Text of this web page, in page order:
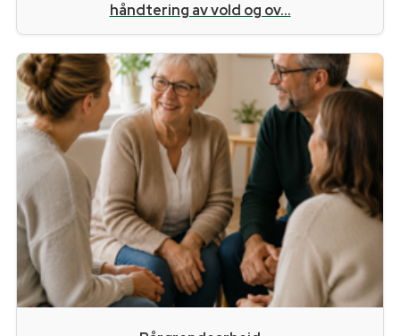
håndtering av vold og ov...